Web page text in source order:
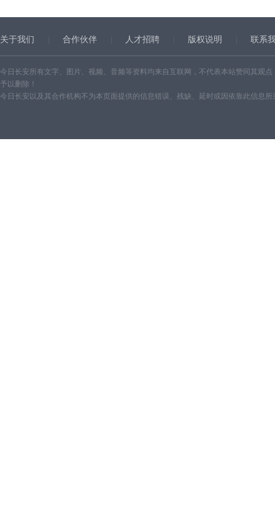
关于我们 合作伙伴 人才招聘 版权说明 联系
今日长安所有文字、图片、视频、音频等资料均来自互联网，不代表本站赞同其观
予以删除！
今日长安以及其合作机构不为本页面提供的信息错误、残缺、延时或因依靠此信息